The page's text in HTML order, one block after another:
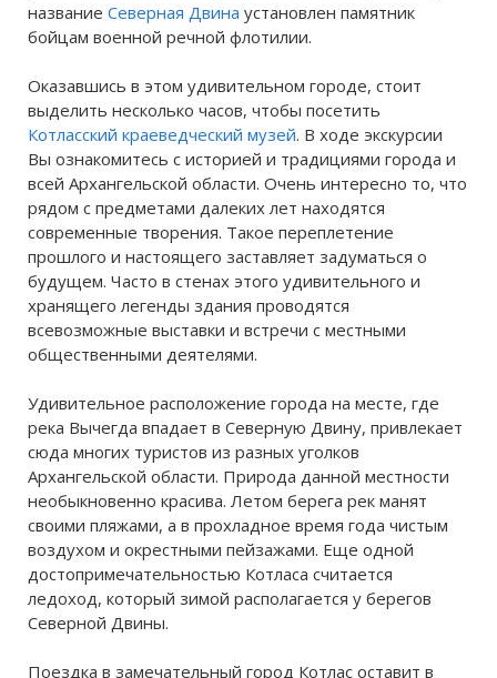
название Северная Двина установлен памятник
бойцам военной речной флотилии.
Оказавшись в этом удивительном городе, стоит
выделить несколько часов, чтобы посетить
Котласский краеведческий музей. В ходе экскурсии
Вы ознакомитесь с историей и традициями города и
всей Архангельской области. Очень интересно то, что
рядом с предметами далеких лет находятся
современные творения. Такое переплетение
прошлого и настоящего заставляет задуматься о
будущем. Часто в стенах этого удивительного и
хранящего легенды здания проводятся
всевозможные выставки и встречи с местными
общественными деятелями.
Удивительное расположение города на месте, где
река Вычегда впадает в Северную Двину, привлекает
сюда многих туристов из разных уголков
Архангельской области. Природа данной местности
необыкновенно красива. Летом берега рек манят
своими пляжами, а в прохладное время года чистым
воздухом и окрестными пейзажами. Еще одной
достопримечательностью Котласа считается
ледоход, который зимой располагается у берегов
Северной Двины.
Поездка в замечательный город Котлас оставит в